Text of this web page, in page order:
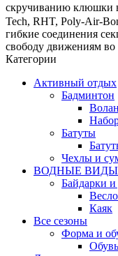
скручиванию клюшки
Tech, RHT, Poly-Air-
гибкие соединения
свободу движениям
Категории
Активный отдых
Бадминтон
Батуты
Чехлы и
ВОДНЫЕ ВИДЫ
Байдарки и
Каяк
Все сезоны
Форма и